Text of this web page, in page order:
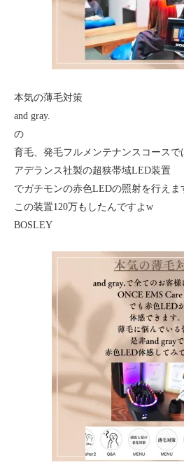
本気の薄毛対策
and gray.
の
育毛、発毛フルメンテナンスコースで
アデランス社製の超狭帯域LED装置
でガチモンの赤色LEDの照射を行えま
この装置120万もしたんですよw
BOSLEY